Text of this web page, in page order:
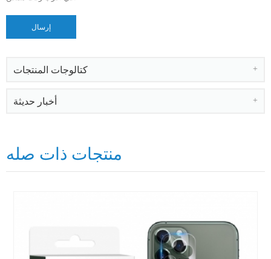
كتالوجات المنتجات
أخبار حديثة
منتجات ذات صله